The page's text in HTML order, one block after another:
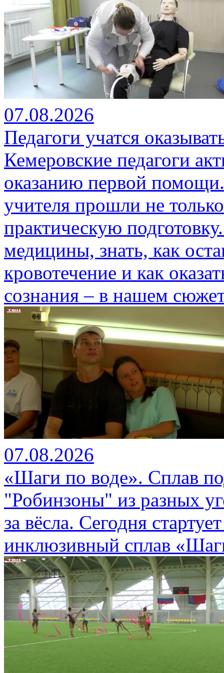
07.08.2026
Педагоги учатся
Кемеровские педагоги
оказанию первой
учителя прошли не
практическую
медицины, знать, как
кровотечение и как
сознания – в нашем
07.08.2026
«Шаги по воде». Сплав
"Робинзоны" из разных
за вёсла. Сегодня
инклюзивный сплав